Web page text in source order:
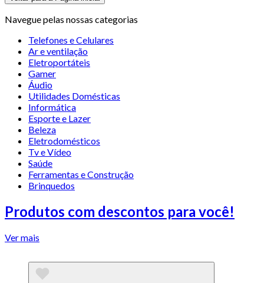
Navegue pelas nossas categorias
Telefones e Celulares
Ar e ventilação
Eletroportáteis
Gamer
Áudio
Utilidades Domésticas
Informática
Esporte e Lazer
Beleza
Eletrodomésticos
Tv e Vídeo
Saúde
Ferramentas e Construção
Brinquedos
Produtos com descontos para você!
Ver mais